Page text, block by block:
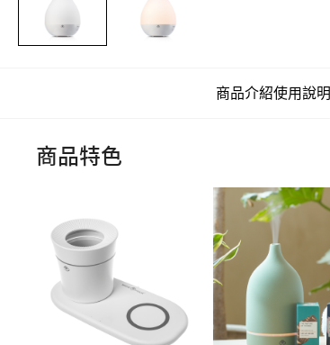
商品介紹使用說明
商品特色